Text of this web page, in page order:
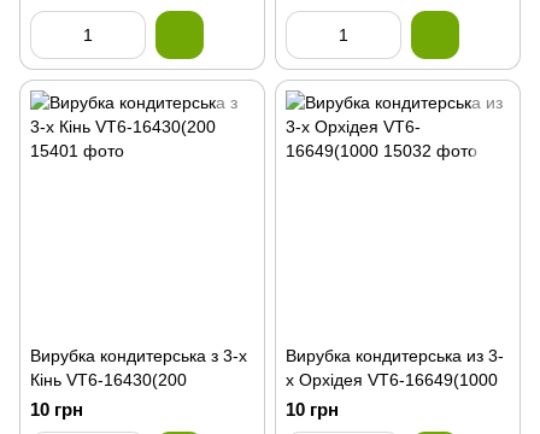
Вирубка кондитерська з 3-х
Кінь VT6-16430(200
10 грн
Вирубка кондитерська из 3-
х Орхідея VT6-16649(1000
10 грн